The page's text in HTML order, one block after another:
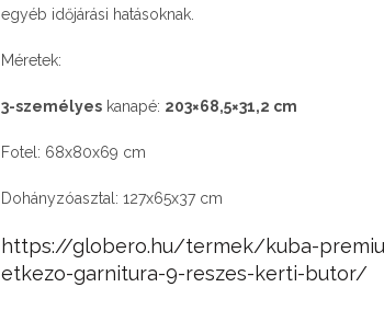
egyéb időjárási hatásoknak.
Méretek:
3-személyes kanapé: 203×68,5×31,2 cm
Fotel: 68x80x69 cm
Dohányzóasztal: 127x65x37 cm
https://globero.hu/termek/kuba-
etkezo-garnitura-9-reszes-kerti-butor/